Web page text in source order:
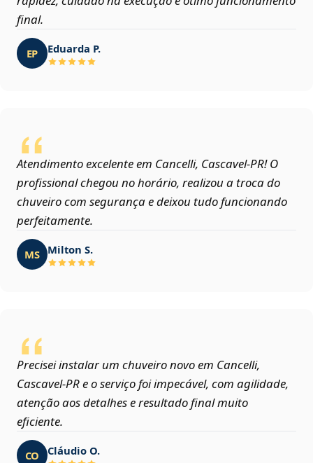
final.
EP Eduarda P.
Atendimento excelente em Cancelli, Cascavel‑PR! O
profissional chegou no horário, realizou a troca do
chuveiro com segurança e deixou tudo funcionando
perfeitamente.
MS Milton S.
Precisei instalar um chuveiro novo em Cancelli,
Cascavel‑PR e o serviço foi impecável, com agilidade,
atenção aos detalhes e resultado final muito
eficiente.
CO Cláudio O.